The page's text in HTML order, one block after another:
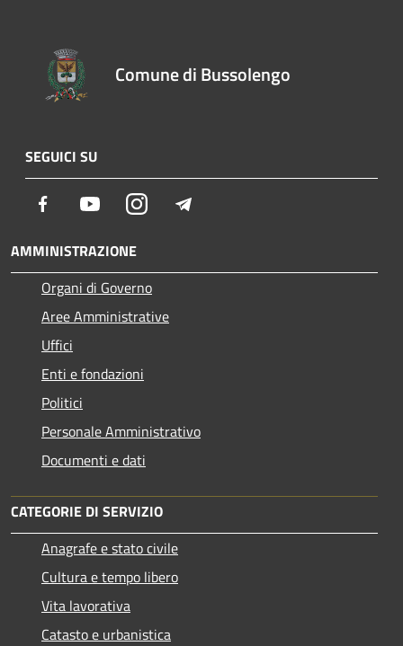
Comune di Bussolengo
SEGUICI SU
Facebook YoutubeInstagram
AMMINISTRAZIONE
Organi di Governo
Aree Amministrative
Uffici
Enti e fondazioni
Politici
Personale Amministrativo
Documenti e dati
CATEGORIE DI SERVIZIO
Anagrafe e stato civile
Cultura e tempo libero
Vita lavorativa
Catasto e urbanistica